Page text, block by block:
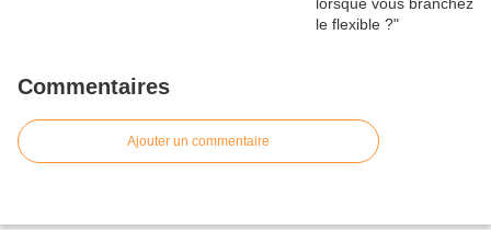
Commentaires
Ajouter un commentaire